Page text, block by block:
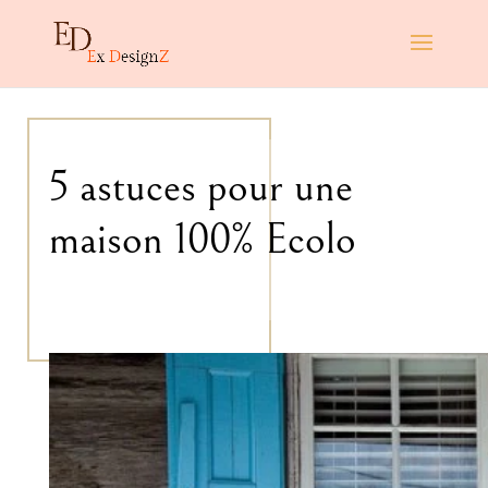
5 astuces pour une
maison 100% Ecolo